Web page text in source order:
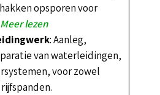
opsporen voor
Meer lezen
: Aanleg,
van waterleidingen,
voor zowel